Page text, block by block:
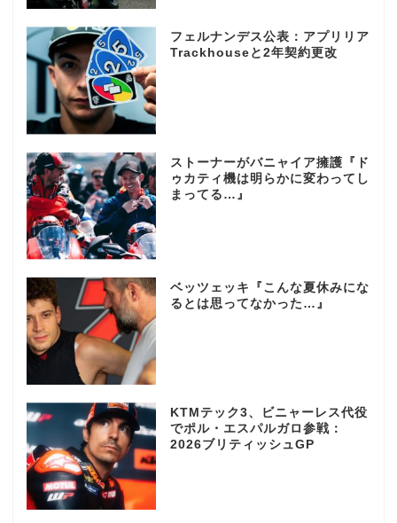
フェルナンデス公表：アプリリア
Trackhouseと2年契約更改
ストーナーがバニャイア擁護『ド
ゥカティ機は明らかに変わってし
まってる…』
ベッツェッキ『こんな夏休みにな
るとは思ってなかった…』
KTMテック3、ビニャーレス代役
でポル・エスパルガロ参戦：
2026ブリティッシュGP